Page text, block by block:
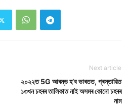
Next article
২০২২ত 5G আৰম্ভ হ’ব ভাৰতত, প্ৰস্তাৱিত
১৩খন চহৰৰ তালিকাত নাই অসমৰ কোনো চহৰৰ
নাম